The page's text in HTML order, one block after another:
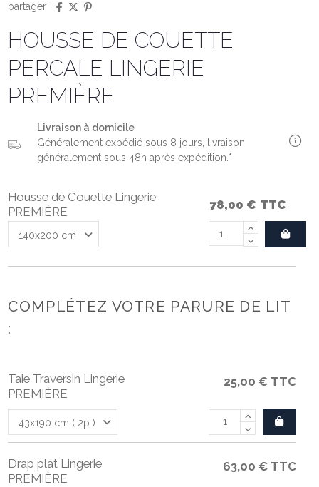
partager
HOUSSE DE COUETTE
PERCALE LINGERIE
PREMIÈRE
Livraison à domicile
Généralement expédié sous 8 jours, livraison
généralement sous 48h après expédition.*
Housse de Couette Lingerie
PREMIÈRE
78,00 € TTC
COMPLÉTEZ VOTRE PARURE DE LIT
:
Taie Traversin Lingerie
PREMIÈRE
25,00 € TTC
Drap plat Lingerie
PREMIÈRE
63,00 € TTC